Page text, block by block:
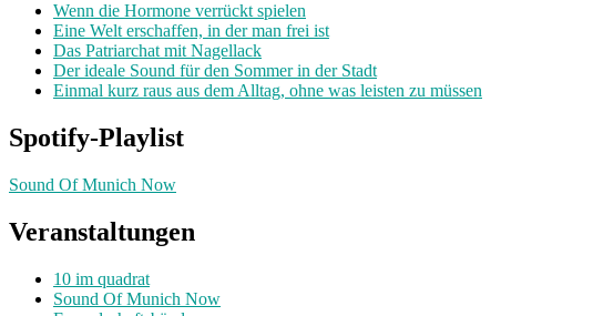
Wenn die Hormone verrückt spielen
Eine Welt erschaffen, in der man frei ist
Das Patriarchat mit Nagellack
Der ideale Sound für den Sommer in der Stadt
Einmal kurz raus aus dem Alltag, ohne was leisten zu müssen
Spotify-Playlist
Sound Of Munich Now
Veranstaltungen
10 im quadrat
Sound Of Munich Now